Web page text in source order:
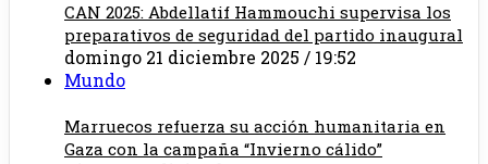
CAN 2025: Abdellatif Hammouchi supervisa los
preparativos de seguridad del partido inaugural
domingo 21 diciembre 2025 / 19:52
Mundo
Marruecos refuerza su acción humanitaria en
Gaza con la campaña “Invierno cálido”